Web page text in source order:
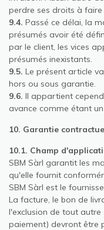
perdre ses droits à
9.4. Passé ce délai, la
présumés avoir été
par le client, les vices
présumés inexistants.
9.5. Le présent article
hors ou sous garantie.
9.6. Il appartient
avance comme étant
10. Garantie
10.1. Champ
SBM Sàrl garantit les
qu'elle fournit
SBM Sàrl est le
La facture, le bon de
l'exclusion de tout
paiement) devront être